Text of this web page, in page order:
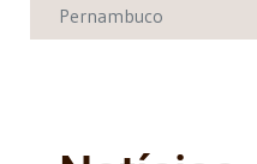
Pernambuco